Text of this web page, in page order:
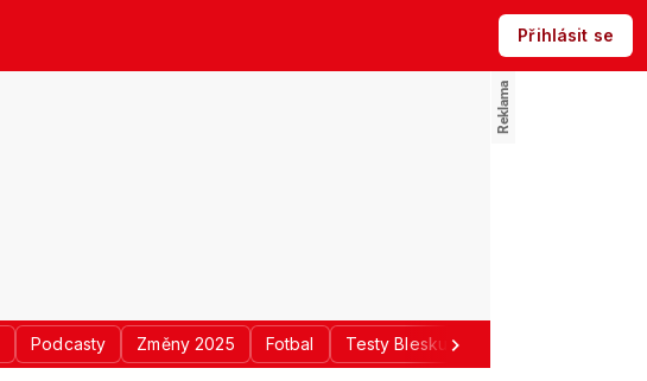
Podcasty Změny 2025 Fotbal Testy Blesku
Přihlásit se